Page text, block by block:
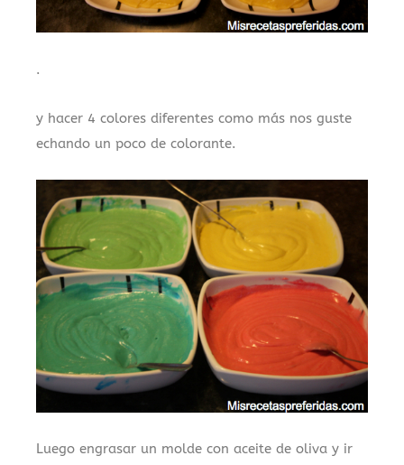
.
y hacer 4 colores diferentes como más nos guste
echando un poco de colorante.
Luego engrasar un molde con aceite de oliva y ir